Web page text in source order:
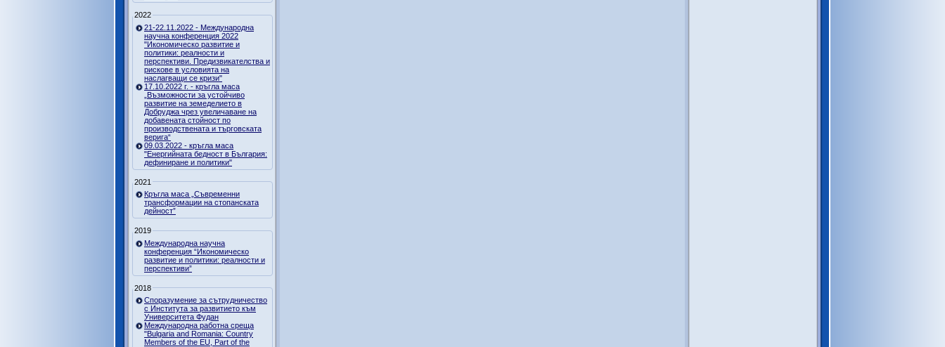
2022
21-22.11.2022 - Международна
научна конференция 2022
"Икономическо развитие и
политики: реалности и
перспективи. Предизвикателства и
рискове в условията на
наслагващи се кризи"
17.10.2022 г. - кръгла маса
„Възможности за устойчиво
развитие на земеделието в
Добруджа чрез увеличаване на
добавената стойност по
производствената и търговската
верига“
09.03.2022 - кръгла маса
"Енергийната бедност в България:
дефиниране и политики"
2021
Кръгла маса „Съвременни
трансформации на стопанската
дейност”
2019
Международна научна
конференция “Икономическо
развитие и политики: реалности и
перспективи”
2018
Споразумение за сътрудничество
с Института за развитието към
Университета Фудан
Международна работна среща
"Bulgaria and Romania: Country
Members of the EU, Part of the